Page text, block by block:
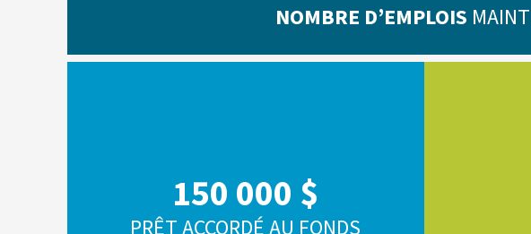
NOMBRE D’EMPLOIS
150 000 $
PRÊT ACCORDÉ AU FONDS